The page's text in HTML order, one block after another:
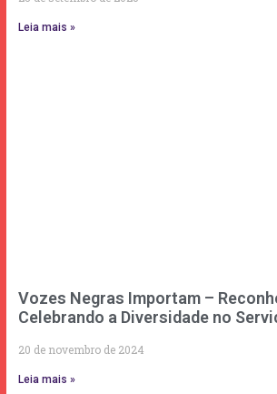
Leia mais »
Vozes Negras Importam –
Celebrando a Diversidade no
20 de novembro de 2024
Leia mais »